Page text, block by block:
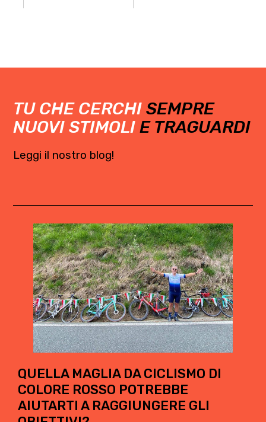
TU CHE CERCHISEMPRE
NUOVI STIMOLIE TRAGUARDI
Leggi il nostro blog!
QUELLA MAGLIA DA CICLISMO DI
COLORE ROSSO POTREBBE
AIUTARTI A RAGGIUNGERE GLI